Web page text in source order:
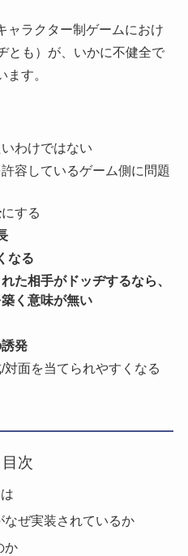
ャラクター制ゲームにおけ
とも）が、いかに不健全で
す。
わけではない
容しているゲーム側に問題
にする
なる
た相手がドッヂするなら、
築く意味が無い
発
対面を当てられやすくなる
目次
なぜ実装されているか
か